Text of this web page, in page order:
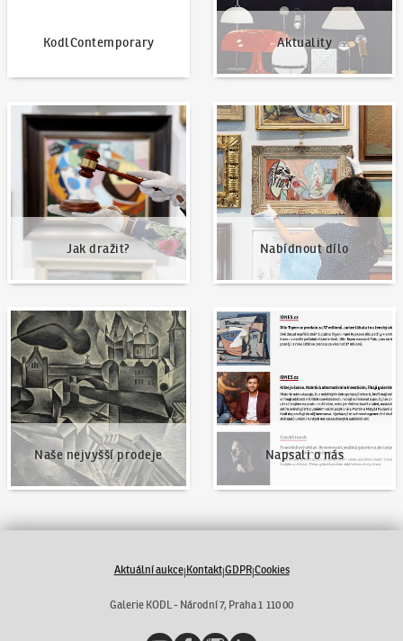
KodlContemporary Aktuality
Jak dražit?
Jak dražit?
Nabídnout dílo
Nabídnout dílo
Naše nejvyšší prodeje
Naše nejvyšší prodeje
Napsali o nás
Napsali o nás
Aktuální aukce|Kontakt|GDPR|Cookies
Galerie KODL - Národní 7, Praha 1 110 00